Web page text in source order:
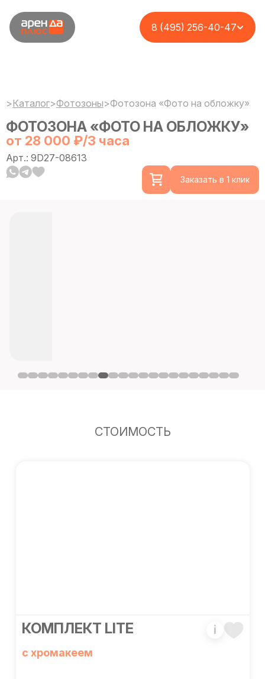
8 (495) 256-40-47
>Каталог>Фотозоны>Фотозона «Фото на обложку»
ФОТОЗОНА «ФОТО НА ОБЛОЖКУ»
от 28 000 ₽/3 часа
Арт.: 9D27-08613
Заказать в 1 клик
СТОИМОСТЬ
КОМПЛЕКТ LITE i
с хромакеем